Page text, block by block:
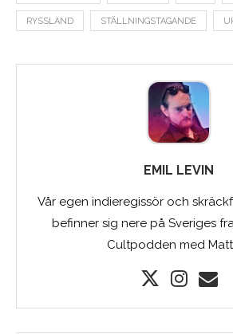
RYSSLAND STÄLLNINGSTAGANDE
EMIL LEVIN
Vår egen indieregissör och
befinner sig nere på Sveriges
Cultpodden med